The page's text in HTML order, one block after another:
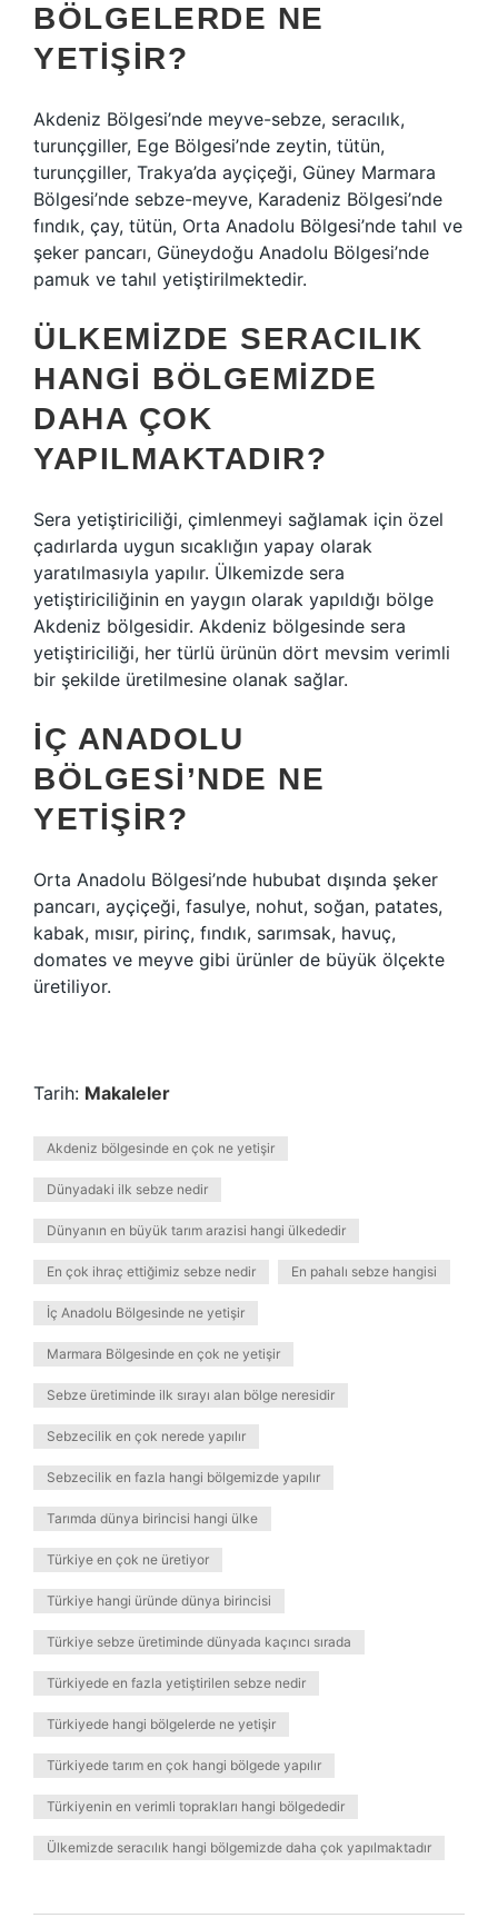
BÖLGELERDE NE
YETIŞIR?
Akdeniz Bölgesi’nde meyve-sebze, seracılık,
turunçgiller, Ege Bölgesi’nde zeytin, tütün,
turunçgiller, Trakya’da ayçiçeği, Güney Marmara
Bölgesi’nde sebze-meyve, Karadeniz Bölgesi’nde
fındık, çay, tütün, Orta Anadolu Bölgesi’nde tahıl ve
şeker pancarı, Güneydoğu Anadolu Bölgesi’nde
pamuk ve tahıl yetiştirilmektedir.
ÜLKEMIZDE SERACILIK
HANGI BÖLGEMIZDE
DAHA ÇOK
YAPILMAKTADIR?
Sera yetiştiriciliği, çimlenmeyi sağlamak için özel
çadırlarda uygun sıcaklığın yapay olarak
yaratılmasıyla yapılır. Ülkemizde sera
yetiştiriciliğinin en yaygın olarak yapıldığı bölge
Akdeniz bölgesidir. Akdeniz bölgesinde sera
yetiştiriciliği, her türlü ürünün dört mevsim verimli
bir şekilde üretilmesine olanak sağlar.
İÇ ANADOLU
BÖLGESI’NDE NE
YETIŞIR?
Orta Anadolu Bölgesi’nde hububat dışında şeker
pancarı, ayçiçeği, fasulye, nohut, soğan, patates,
kabak, mısır, pirinç, fındık, sarımsak, havuç,
domates ve meyve gibi ürünler de büyük ölçekte
üretiliyor.
Tarih: Makaleler
Akdeniz bölgesinde en çok ne yetişir
Dünyadaki ilk sebze nedir
Dünyanın en büyük tarım arazisi hangi ülkededir
En çok ihraç ettiğimiz sebze nedir En pahalı sebze hangisi
İç Anadolu Bölgesinde ne yetişir
Marmara Bölgesinde en çok ne yetişir
Sebze üretiminde ilk sırayı alan bölge neresidir
Sebzecilik en çok nerede yapılır
Sebzecilik en fazla hangi bölgemizde yapılır
Tarımda dünya birincisi hangi ülke
Türkiye en çok ne üretiyor
Türkiye hangi üründe dünya birincisi
Türkiye sebze üretiminde dünyada kaçıncı sırada
Türkiyede en fazla yetiştirilen sebze nedir
Türkiyede hangi bölgelerde ne yetişir
Türkiyede tarım en çok hangi bölgede yapılır
Türkiyenin en verimli toprakları hangi bölgededir
Ülkemizde seracılık hangi bölgemizde daha çok yapılmaktadır